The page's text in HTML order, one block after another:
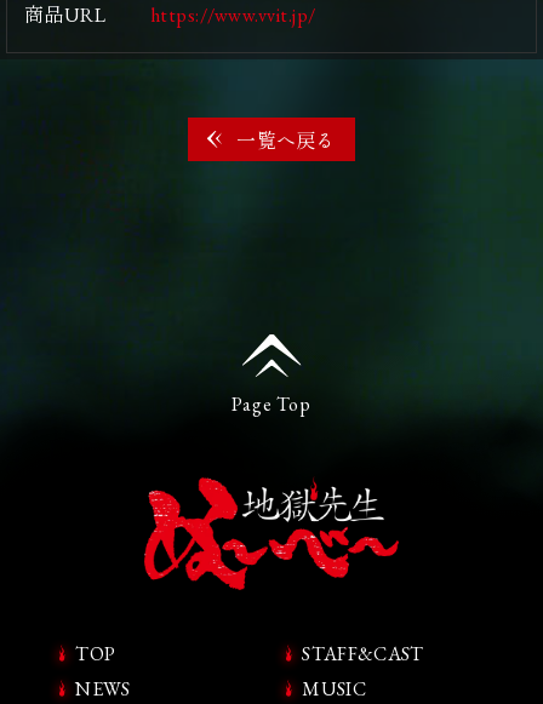
商品URL
https://www.vvit.jp/
一覧へ戻る
Page Top
TOP
NEWS
STAFF&CAST
MUSIC